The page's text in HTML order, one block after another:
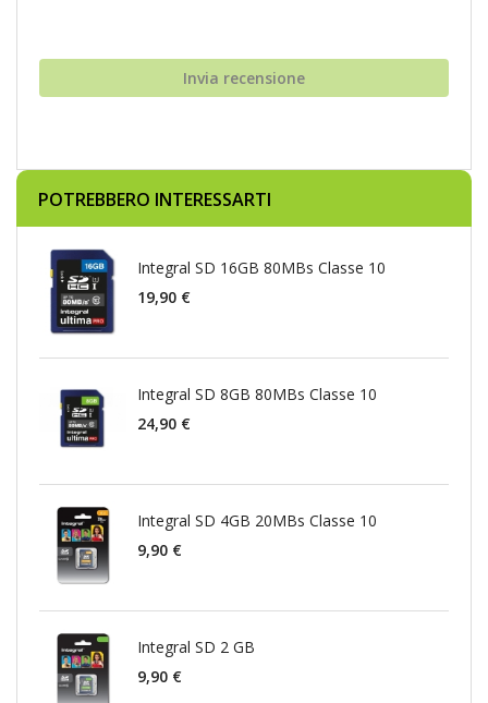
Invia recensione
POTREBBERO INTERESSARTI
Integral SD 16GB 80MBs Classe 10
19,90 €
Integral SD 8GB 80MBs Classe 10
24,90 €
Integral SD 4GB 20MBs Classe 10
9,90 €
Integral SD 2 GB
9,90 €